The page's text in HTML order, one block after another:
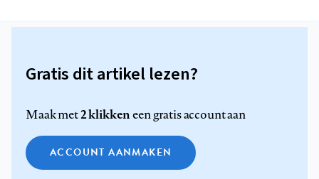
Gratis dit artikel lezen?
Maak met2 klikkeneen gratis account aan
ACCOUNT AANMAKEN